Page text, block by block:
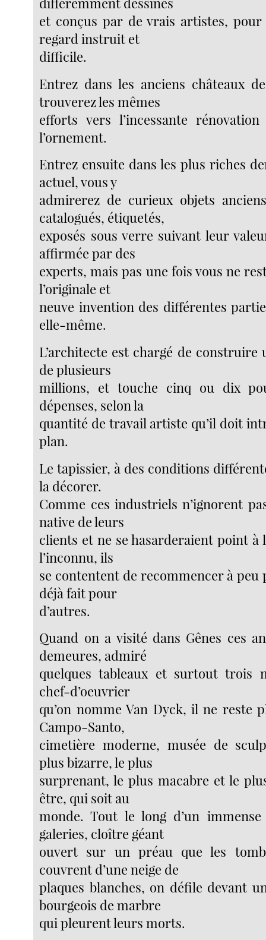
et conçus par de vrais artistes, pour
regard instruit et
difficile.
Entrez dans les anciens châteaux
trouverez les mêmes
efforts vers l’incessante
l’ornement.
Entrez ensuite dans les plus riches
actuel, vous y
admirerez de curieux objets
catalogués, étiquetés,
exposés sous verre suivant leur
affirmée par des
experts, mais pas une fois vous ne
l’originale et
neuve invention des différentes
elle-même.
L’architecte est chargé de construire
de plusieurs
millions, et touche cinq ou dix
dépenses, selon la
quantité de travail artiste qu’il doit
plan.
Le tapissier, à des conditions
la décorer.
Comme ces industriels n’ignorent
native de leurs
clients et ne se hasarderaient point à
l’inconnu, ils
se contentent de recommencer à peu
déjà fait pour
d’autres.
Quand on a visité dans Gênes ces
demeures, admiré
quelques tableaux et surtout trois
chef-d’oeuvrier
qu’on nomme Van Dyck, il ne reste
Campo-Santo,
cimetière moderne, musée de
plus bizarre, le plus
surprenant, le plus macabre et le
être, qui soit au
monde. Tout le long d’un
galeries, cloître géant
ouvert sur un préau que les
couvrent d’une neige de
plaques blanches, on défile devant
bourgeois de marbre
qui pleurent leurs morts.